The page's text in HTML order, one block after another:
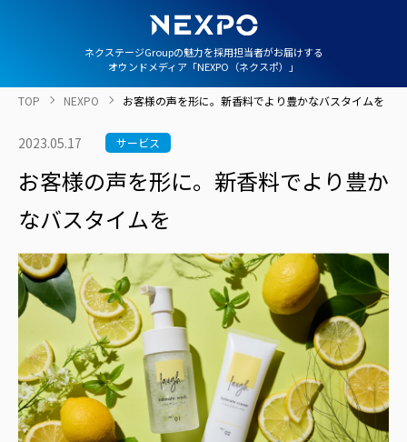
ネクステージGroupの魅力を採用担当者がお届けする
オウンドメディア「NEXPO（ネクスポ）」
TOP NEXPO お客様の声を形に。新香料でより豊かなバスタイムを
お客様の声を形に。新香料でより豊か
なバスタイムを
2023.05.17 サービス